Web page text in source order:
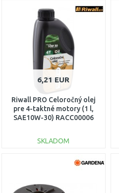
DO KOŠÍKA
Porovnať
6,21 EUR
Riwall PRO Celoročný olej
pre 4-taktné motory (1 l,
SAE10W-30) RACC00006
SKLADOM
DO KOŠÍKA